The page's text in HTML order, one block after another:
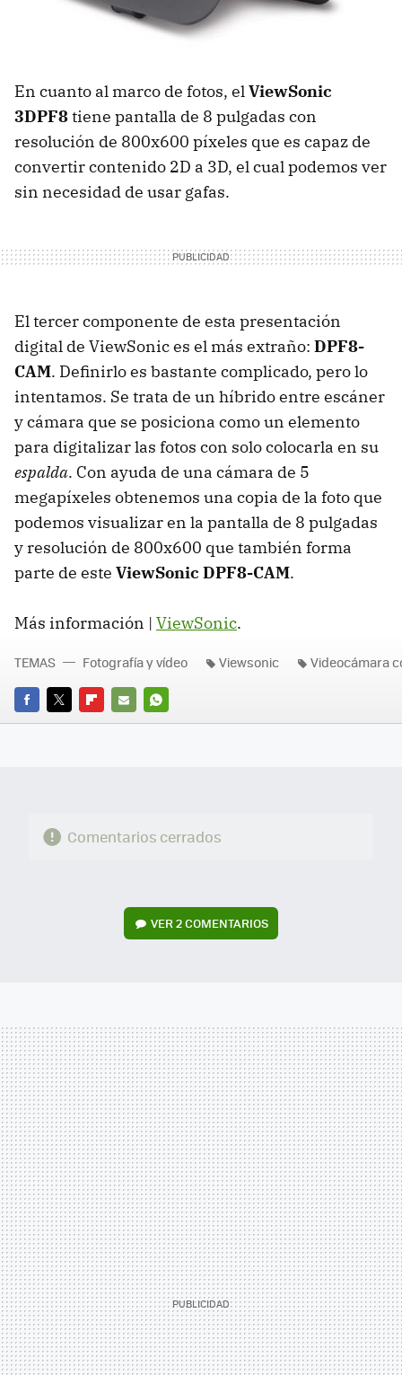
En cuanto al marco de fotos, elViewSonic
3DPF8tiene pantalla de 8 pulgadas con
resolución de 800x600 píxeles que es capaz de
convertir contenido 2D a 3D, el cual podemos ver
sin necesidad de usar gafas.
El tercer componente de esta presentación
digital de ViewSonic es el más extraño: DPF8-
CAM. Definirlo es bastante complicado, pero lo
intentamos. Se trata de un híbrido entre escáner
y cámara que se posiciona como un elemento
para digitalizar las fotos con solo colocarla en su
espalda. Con ayuda de una cámara de 5
megapíxeles obtenemos una copia de la foto que
podemos visualizar en la pantalla de 8 pulgadas
y resolución de 800x600 que también forma
parte de este ViewSonic DPF8-CAM.
Más información | ViewSonic.
FACEBOOK
TWITTERFLIPBOARD
E-
WHATSAPP
TEMAS Fotografía y vídeo Viewsonic Videocámara
Comentarios cerrados
VER2 COMENTARIOS